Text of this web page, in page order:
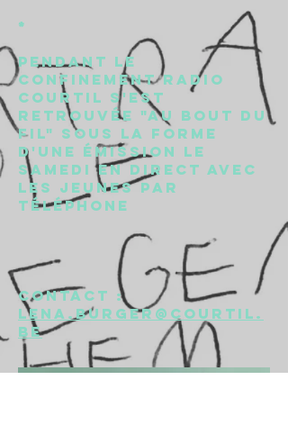
*
PENDANT le
confinement radio
courtil s'est
retrouvée "au bout du
fil" sous la forme
d'une émission le
samedi en direct avec
les jeunes par
téléphone
contact :
lena.burger@courtil.
be